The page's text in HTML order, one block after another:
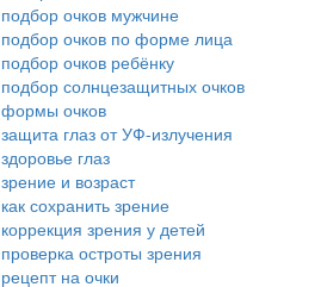
подбор очков мужчине
подбор очков по форме лица
подбор очков ребёнку
подбор солнцезащитных очков
формы очков
защита глаз от УФ-излучения
здоровье глаз
зрение и возраст
как сохранить зрение
коррекция зрения у детей
проверка остроты зрения
рецепт на очки